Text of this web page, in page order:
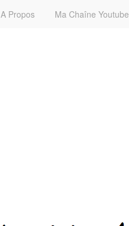
A Propos Ma Chaîne Youtube